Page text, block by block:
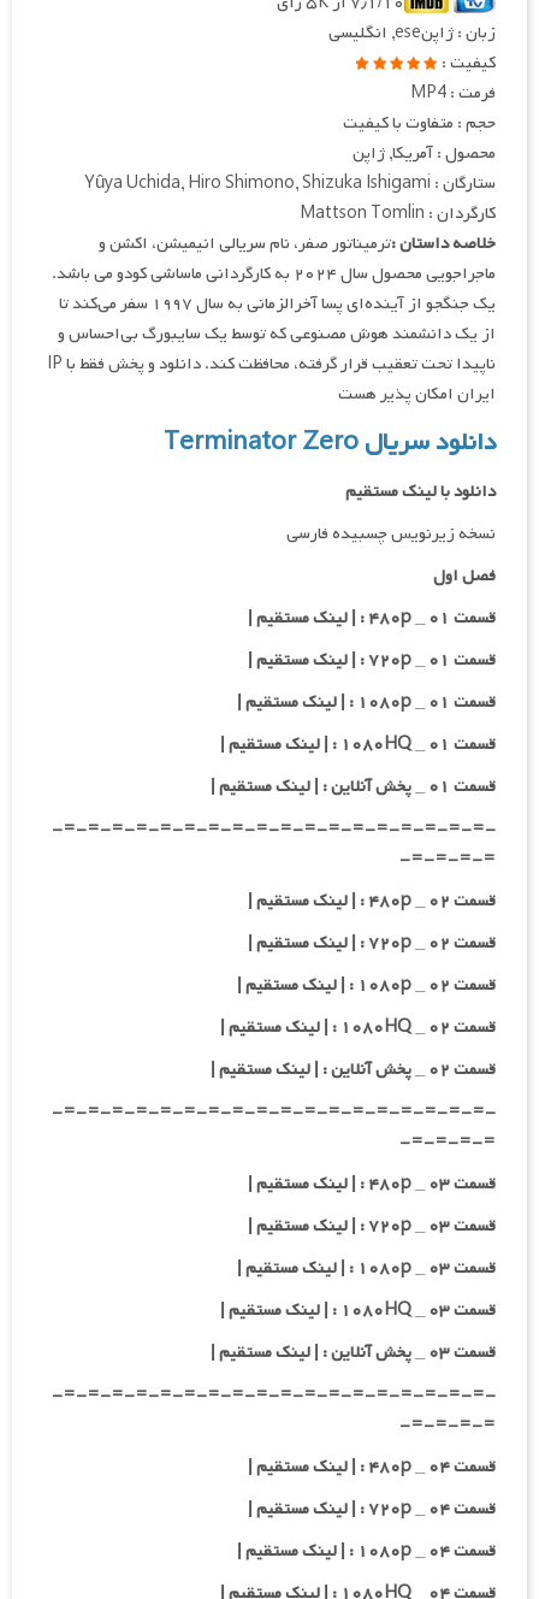
زبان : ژاپنese, انگلیسی
کیفیت :
فرمت : MP4
حجم : متفاوت با کیفیت
محصول : آمریکا, ژاپن
ستارگان : Yûya Uchida, Hiro Shimono, Shizuka Ishigami
کارگردان : Mattson Tomlin
خلاصه داستان :ترمیناتور صفر، نام سریالی انیمیشن، اکشن و
ماجراجویی محصول سال ۲۰۲۴ به کارگردانی ماساشی کودو می باشد.
یک جنگجو از آینده‌ای پسا آخرالزمانی به سال ۱۹۹۷ سفر می‌کند تا
از یک دانشمند هوش مصنوعی که توسط یک سایبورگ بی‌احساس و
ناپیدا تحت تعقیب قرار گرفته، محافظت کند. دانلود و پخش فقط با IP
ایران امکان پذیر هست
دانلود سریال Terminator Zero
دانلود با لینک مستقیم
نسخه زیرنویس چسبیده فارسی
فصل اول
قسمت ۰۱ _ ۴۸۰p : | لینک مستقیم |
قسمت ۰۱ _ ۷۲۰p : | لینک مستقیم |
قسمت ۰۱ _ ۱۰۸۰p : | لینک مستقیم |
قسمت ۰۱ _ ۱۰۸۰HQ : | لینک مستقیم |
قسمت ۰۱ _ پخش آنلاین : | لینک مستقیم |
-=-=-=-=-=-=-=-=-=-=-=-=-=-=-=-=-=-=-
=-=-=-=-
قسمت ۰۲ _ ۴۸۰p : | لینک مستقیم |
قسمت ۰۲ _ ۷۲۰p : | لینک مستقیم |
قسمت ۰۲ _ ۱۰۸۰p : | لینک مستقیم |
قسمت ۰۲ _ ۱۰۸۰HQ : | لینک مستقیم |
قسمت ۰۲ _ پخش آنلاین : | لینک مستقیم |
-=-=-=-=-=-=-=-=-=-=-=-=-=-=-=-=-=-=-
=-=-=-=-
قسمت ۰۳ _ ۴۸۰p : | لینک مستقیم |
قسمت ۰۳ _ ۷۲۰p : | لینک مستقیم |
قسمت ۰۳ _ ۱۰۸۰p : | لینک مستقیم |
قسمت ۰۳ _ ۱۰۸۰HQ : | لینک مستقیم |
قسمت ۰۳ _ پخش آنلاین : | لینک مستقیم |
-=-=-=-=-=-=-=-=-=-=-=-=-=-=-=-=-=-=-
=-=-=-=-
قسمت ۰۴ _ ۴۸۰p : | لینک مستقیم |
قسمت ۰۴ _ ۷۲۰p : | لینک مستقیم |
قسمت ۰۴ _ ۱۰۸۰p : | لینک مستقیم |